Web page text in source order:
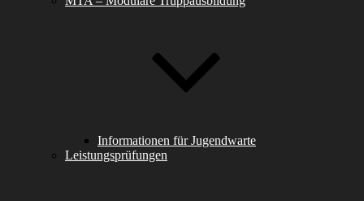
Informationen für Jugendwarte
Leistungsprüfungen